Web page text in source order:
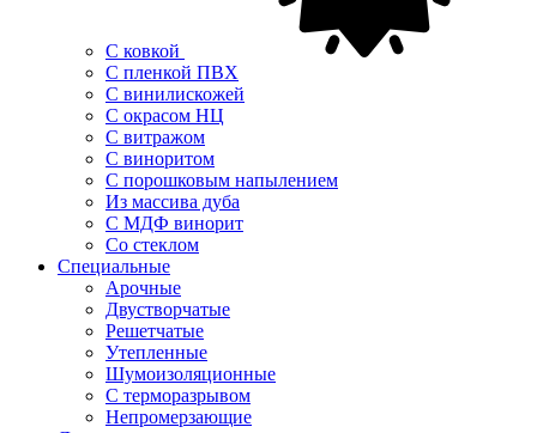
С ковкой
С пленкой ПВХ
С винилискожей
С окрасом НЦ
С витражом
С виноритом
С порошковым напылением
Из массива дуба
С МДФ винорит
Со стеклом
Специальные
Арочные
Двустворчатые
Решетчатые
Утепленные
Шумоизоляционные
С терморазрывом
Непромерзающие